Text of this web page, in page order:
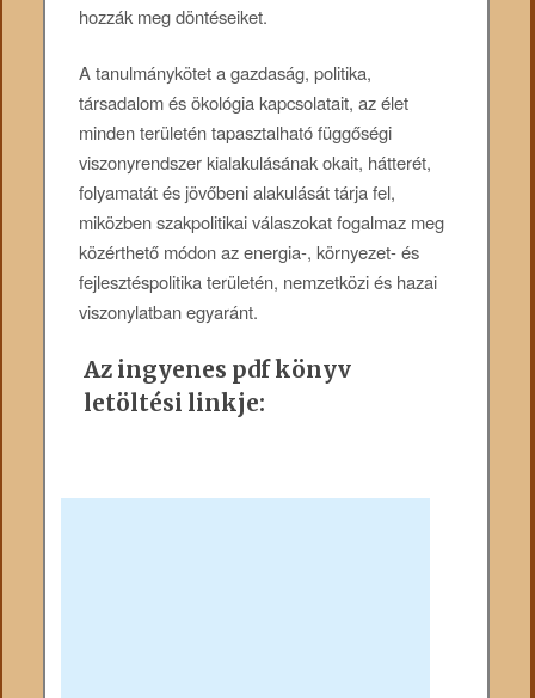
hozzák meg döntéseiket.
A tanulmánykötet a gazdaság, politika,
társadalom és ökológia kapcsolatait, az élet
minden területén tapasztalható függőségi
viszonyrendszer kialakulásának okait, hátterét,
folyamatát és jövőbeni alakulását tárja fel,
miközben szakpolitikai válaszokat fogalmaz meg
közérthető módon az energia-, környezet- és
fejlesztéspolitika területén, nemzetközi és hazai
viszonylatban egyaránt.
Az ingyenes pdf könyv
letöltési linkje: